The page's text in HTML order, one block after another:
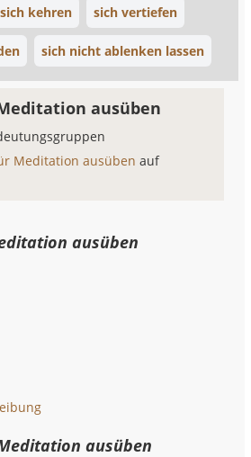
kehren sich vertiefen
sich nicht ablenken lassen
ausüben
Meditation ausübenauf
ausüben
ausüben